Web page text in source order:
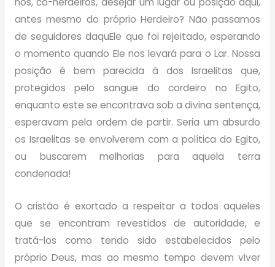
antes mesmo do próprio Herdeiro? Não passamos
de seguidores daquEle que foi rejeitado, esperando
o momento quando Ele nos levará para o Lar. Nossa
posição é bem parecida à dos Israelitas que,
protegidos pelo sangue do cordeiro no Egito,
enquanto este se encontrava sob a divina sentença,
esperavam pela ordem de partir. Seria um absurdo
os Israelitas se envolverem com a política do Egito,
ou buscarem melhorias para aquela terra
condenada!
O cristão é exortado a respeitar a todos aqueles
que se encontram revestidos de autoridade, e
tratá-los como tendo sido estabelecidos pelo
próprio Deus, mas ao mesmo tempo devem viver